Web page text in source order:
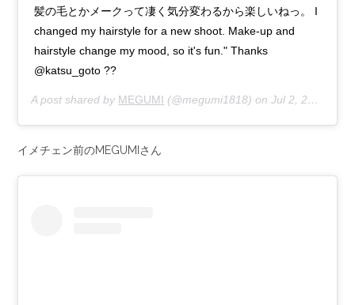
髪の毛とかメークって凄く気分変わるから楽しいねっ。 I
changed my hairstyle for a new shoot. Make-up and
hairstyle change my mood, so it's fun." Thanks
@katsu_goto ??
A post shared by MEGUMI (@megumi1818) onJul 2, 2020 at 11:23pm PDT
イメチェン前のMEGUMIさん